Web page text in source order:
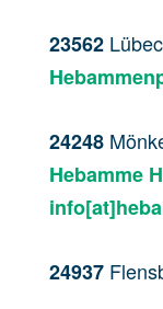
23562
24248
Hebamme
24937